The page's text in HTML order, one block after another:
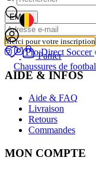
GEOLOCATION
Panier
Chaussures de
EMAIL
Merci pour votre inscription
Pro:Direct Soccer
AIDE & INFOS
Aide & FAQ
Livraison
Retours
Commandes
MON COMPTE